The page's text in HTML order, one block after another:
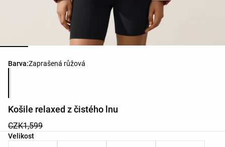
Barva:Zaprašená růžová
Seznam barev produktu
Košile relaxed z čistého lnu
CZK1,599
Velikost
Seznam velikostí produktu